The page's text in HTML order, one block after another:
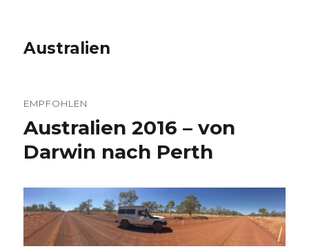
Australien
EMPFOHLEN
Australien 2016 – von
Darwin nach Perth